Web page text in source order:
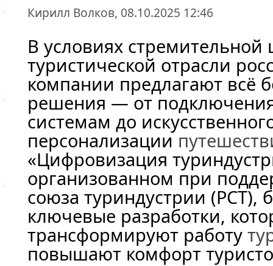
Кирилл Волков, 08.10.2025 12:46
В условиях
туристической отрасли
компании предлагают всё
решения — от
системам до
персонализации
«Цифровизация
организованном при
союза туриндустрии (РСТ),
ключевые разработки,
трансформируют работу
повышают комфорт